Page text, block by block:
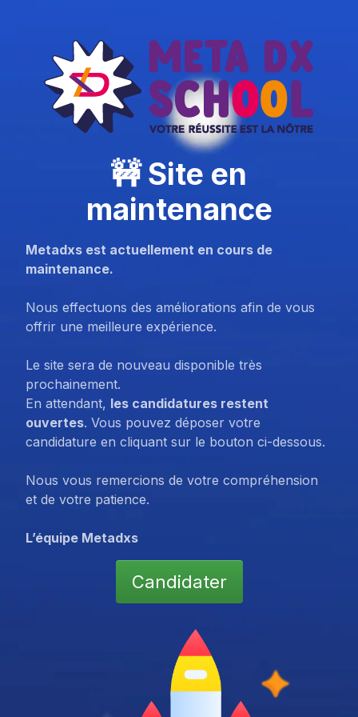
🚧 Site en
maintenance
Metadxs est actuellement en cours de
maintenance.
Nous effectuons des améliorations afin de vous
offrir une meilleure expérience.
Le site sera de nouveau disponible très
prochainement.
En attendant, les candidatures restent
ouvertes. Vous pouvez déposer votre
candidature en cliquant sur le bouton ci-dessous.
Nous vous remercions de votre compréhension
et de votre patience.
L’équipe Metadxs
Candidater